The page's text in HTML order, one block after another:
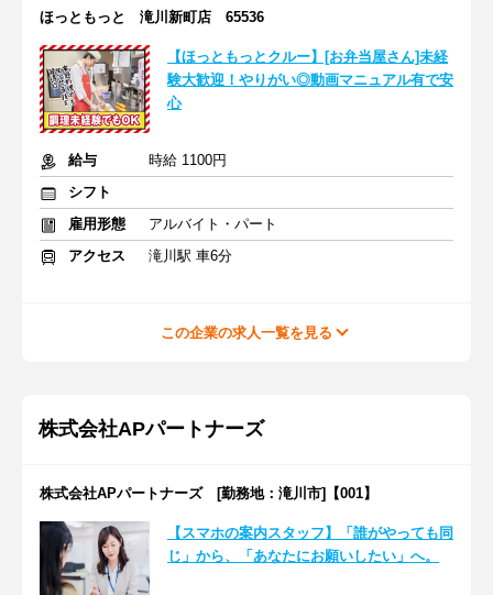
ほっともっと 滝川新町店 65536
【ほっともっとクルー】[お弁当屋さん]未経
験大歓迎！やりがい◎動画マニュアル有で安
心
給与
時給 1100円
シフト
雇用形態
アルバイト・パート
アクセス
滝川駅 車6分
この企業の求人一覧を見る
株式会社APパートナーズ
株式会社APパートナーズ [勤務地：滝川市]【001】
【スマホの案内スタッフ】「誰がやっても同
じ」から、「あなたにお願いしたい」へ。